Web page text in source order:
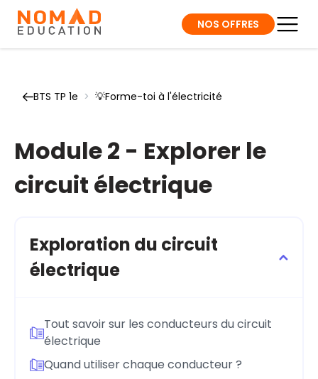
NOS OFFRES
BTS TP 1e > 💡Forme-toi à l'électricité
Module 2 - Explorer le
circuit électrique
Exploration du circuit
électrique
Tout savoir sur les conducteurs du circuit
électrique
Quand utiliser chaque conducteur ?